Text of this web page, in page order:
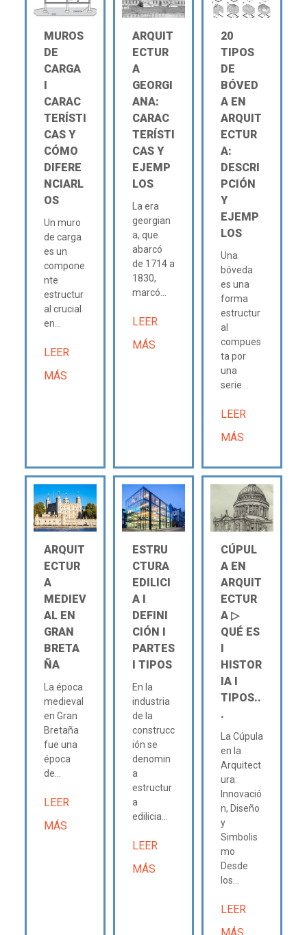
MUROS
DE
CARGA
CARAC
TERÍSTI
CAS Y
CÓMO
DIFERE
NCIARL
OS
Un muro
de carga
es un
compone
nte
estructur
al crucial
en...
LEER
MÁS
ARQUIT
ECTUR
A
GEORGI
ANA:
CARAC
TERÍSTI
CAS Y
EJEMP
LOS
La era
georgian
a, que
abarcó
de 1714 a
1830,
marcó...
LEER
MÁS
20
TIPOS
DE
BÓVED
A EN
ARQUIT
ECTUR
A:
DESCRI
PCIÓN
Y
EJEMP
LOS
Una
bóveda
es una
forma
estructur
al
compues
ta por
una
serie...
LEER
MÁS
ARQUIT
ECTUR
A
MEDIEV
AL EN
GRAN
BRETA
ÑA
La época
medieval
en Gran
Bretaña
fue una
época
de...
LEER
MÁS
ESTRU
CTURA
EDILICI
A Ι
DEFINI
CIÓN Ι
PARTES
Ι TIPOS
En la
industria
de la
construcc
ión se
denomin
a
estructur
a
edilicia...
LEER
MÁS
CÚPUL
A EN
ARQUIT
ECTUR
A ▷
QUÉ ES
HISTOR
IA Ι
TIPOS..
.
La Cúpula
en la
Arquitect
ura:
Innovació
n, Diseño
y
Simbolis
mo
Desde
los...
LEER